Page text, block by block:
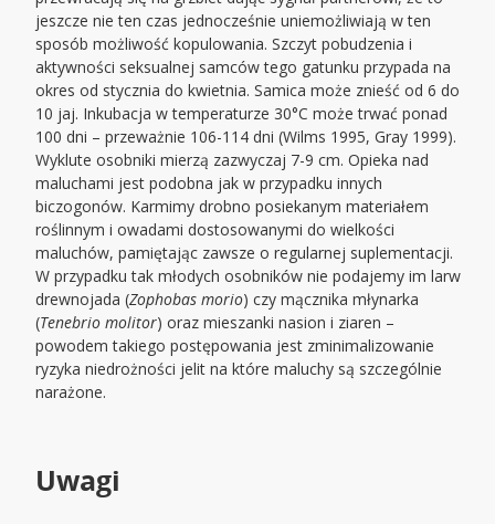
jeszcze nie ten czas jednocześnie uniemożliwiają w ten
sposób możliwość kopulowania. Szczyt pobudzenia i
aktywności seksualnej samców tego gatunku przypada na
okres od stycznia do kwietnia. Samica może znieść od 6 do
10 jaj. Inkubacja w temperaturze 30°C może trwać ponad
100 dni – przeważnie 106-114 dni (Wilms 1995, Gray 1999).
Wyklute osobniki mierzą zazwyczaj 7-9 cm. Opieka nad
maluchami jest podobna jak w przypadku innych
biczogonów. Karmimy drobno posiekanym materiałem
roślinnym i owadami dostosowanymi do wielkości
maluchów, pamiętając zawsze o regularnej suplementacji.
W przypadku tak młodych osobników nie podajemy im larw
drewnojada (Zophobas morio) czy mącznika młynarka
(Tenebrio molitor) oraz mieszanki nasion i ziaren –
powodem takiego postępowania jest zminimalizowanie
ryzyka niedrożności jelit na które maluchy są szczególnie
narażone.
Uwagi